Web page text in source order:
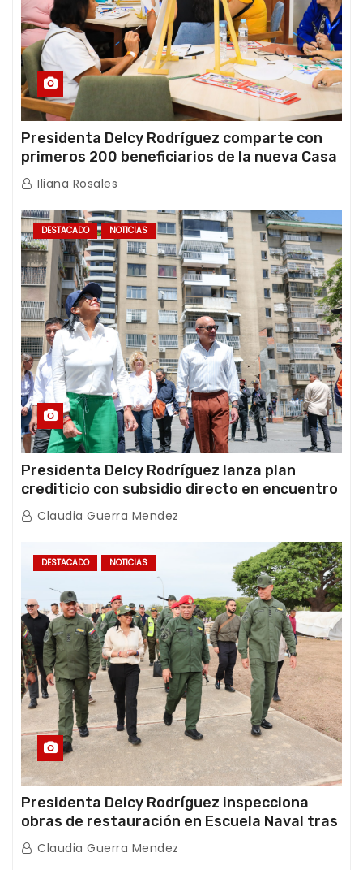
Presidenta Delcy Rodríguez comparte con
primeros 200 beneficiarios de la nueva Casa
de los Abuelos “La Primavera” en Caracas
Iliana Rosales
DESTACADO NOTICIAS
Presidenta Delcy Rodríguez lanza plan
crediticio con subsidio directo en encuentro
con Juntas de Condominio
Claudia Guerra Mendez
DESTACADO NOTICIAS
Presidenta Delcy Rodríguez inspecciona
obras de restauración en Escuela Naval tras
afectaciones sísmicas en La Guaira
Claudia Guerra Mendez